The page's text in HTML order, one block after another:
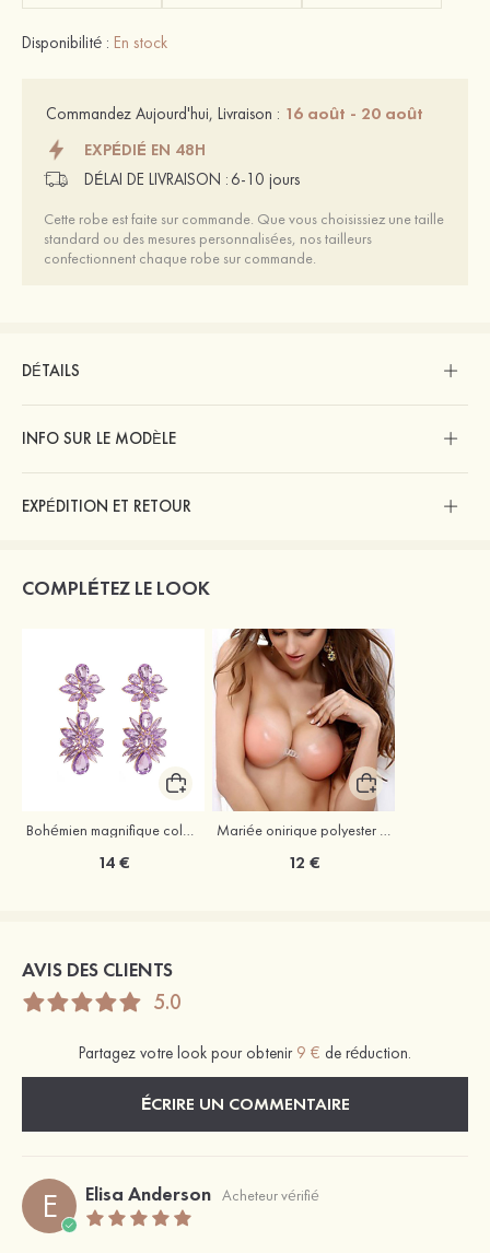
Disponibilité : En stock
Commandez Aujourd'hui, Livraison : 16 août - 20 août
EXPÉDIÉ EN 48H
DÉLAI DE LIVRAISON : 6-10 jours
Cette robe est faite sur commande. Que vous choisissiez une taille
standard ou des mesures personnalisées, nos tailleurs
confectionnent chaque robe sur commande.
DÉTAILS
INFO SUR LE MODÈLE
EXPÉDITION ET RETOUR
COMPLÉTEZ LE LOOK
Bohémien magnifique coloré strass boucles d'oreilles
14 €
Mariée onirique polyester soutien-gorge
12 €
AVIS DES CLIENTS
5.0
Partagez votre look pour obtenir 9 € de réduction.
ÉCRIRE UN COMMENTAIRE
E Elisa Anderson Acheteur vérifié